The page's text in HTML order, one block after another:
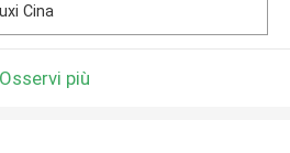
Cina
Osservi più